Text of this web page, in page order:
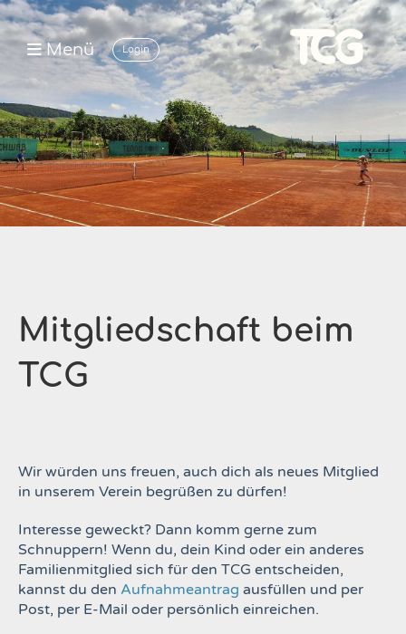
Login
Menü
Mitgliedschaft beim
TCG
Wir würden uns freuen, auch dich als neues Mitglied
in unserem Verein begrüßen zu dürfen!
Interesse geweckt? Dann komm gerne zum
Schnuppern! Wenn du, dein Kind oder ein anderes
Familienmitglied sich für den TCG entscheiden,
kannst du den Aufnahmeantrag ausfüllen und per
Post, per E-Mail oder persönlich einreichen.